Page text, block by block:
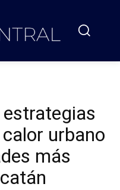
estrategias
urbano
más